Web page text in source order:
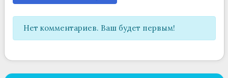
Нет комментариев. Ваш будет первым!